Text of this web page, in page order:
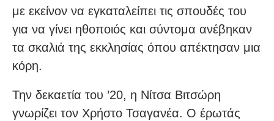
με εκείνον να εγκαταλείπει τις σπουδές του
για να γίνει ηθοποιός και σύντομα ανέβηκαν
τα σκαλιά της εκκλησίας όπου απέκτησαν μια
κόρη.
Την δεκαετία του ’20, η Νίτσα Βιτσώρη
γνωρίζει τον Χρήστο Τσαγανέα. Ο έρωτάς